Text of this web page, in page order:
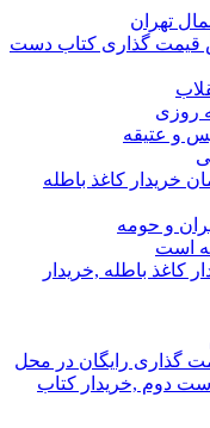
تهران
قیمت گذاری کتاب دست
روزی
و عتیقه
خریدار کاغذ باطله
و حومه
است
کاغذ باطله ,خریدار
گذاری رایگان در محل
دوم ,خریدار کتاب